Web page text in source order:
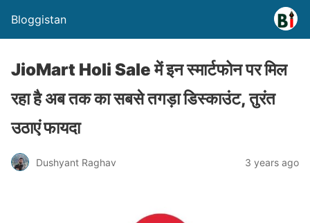
Bloggistan
JioMart Holi Sale में इन स्मार्टफोन पर मिल
रहा है अब तक का सबसे तगड़ा डिस्काउंट, तुरंत
उठाएं फायदा
Dushyant Raghav 3 years ago